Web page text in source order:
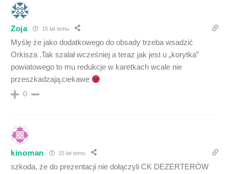
Zoja 15 lat temu
Myślę że jako dodatkowego do obsady trzeba wsadzić
Orkisza .Tak szalał wcześniej a teraz jak jest u „korytka”
powiatowego to mu redukcje w karetkach wcale nie
przeszkadzają,ciekawe
0
kinoman 15 lat temu
szkoda, że do prezentacji nie dołączyli CK DEZERTERÓW